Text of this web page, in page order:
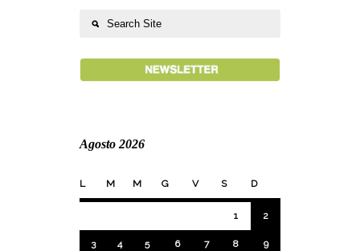
Agosto 2026
L M M G V S D
1 2
3 4 5 6 7 8 9